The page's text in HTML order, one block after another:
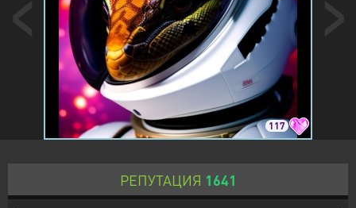
117
РЕПУТАЦИЯ 1641